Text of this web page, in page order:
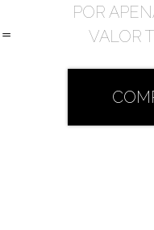
=
POR
VALOR